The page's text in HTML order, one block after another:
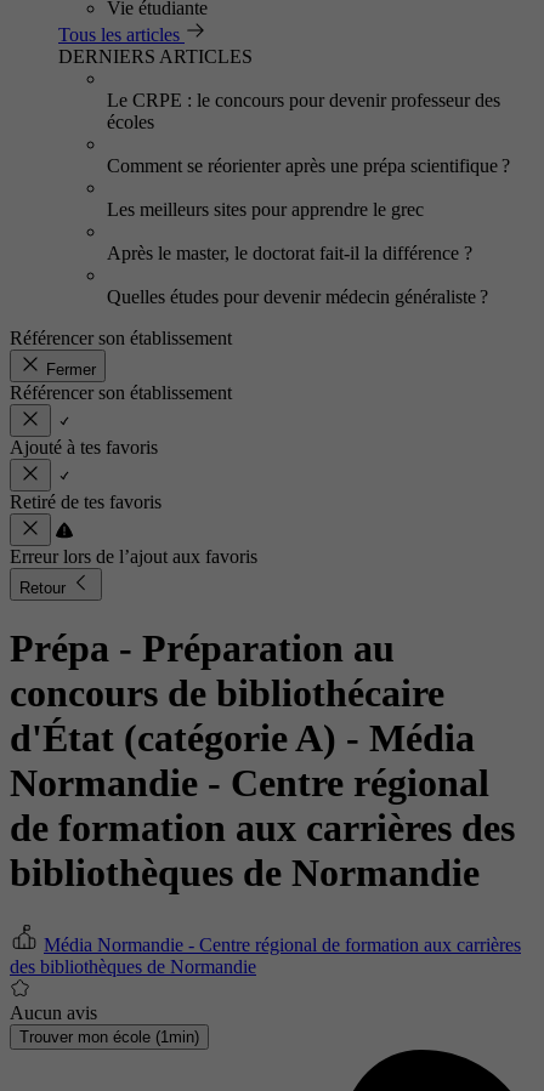
Vie étudiante
Tous les articles
DERNIERS ARTICLES
Le CRPE : le concours pour devenir professeur des
écoles
Comment se réorienter après une prépa scientifique ?
Les meilleurs sites pour apprendre le grec
Après le master, le doctorat fait-il la différence ?
Quelles études pour devenir médecin généraliste ?
Référencer son établissement
Fermer
Référencer son établissement
Ajouté à tes favoris
Retiré de tes favoris
Erreur lors de l’ajout aux favoris
Retour
Prépa - Préparation au
concours de bibliothécaire
d'État (catégorie A) - Média
Normandie - Centre régional
de formation aux carrières des
bibliothèques de Normandie
Média Normandie - Centre régional de formation aux carrières
des bibliothèques de Normandie
Aucun avis
Trouver mon école (1min)